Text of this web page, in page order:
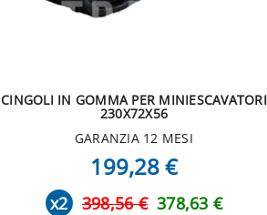
CINGOLI IN GOMMA PER MINIESCAVATORI
230X72X56
GARANZIA 12 MESI
199,28 €
x2 398,56 € 378,63 €